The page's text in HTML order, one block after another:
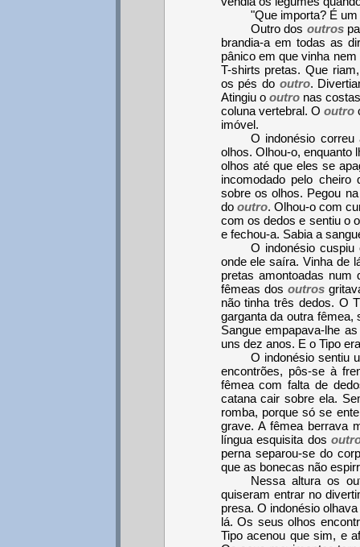
"Que importa? É
Outro dos outros
brandia-a em todas as
pânico em que vinha
T-shirts pretas. Que
os pés do outro.
Atingiu o outronas
coluna vertebral. O outro
imóvel.
O indonésio
olhos. Olhou-o, enquanto
olhos até que eles se
incomodado pelo cheiro
sobre os olhos. Pegou
do outro. Olhou-o com
com os dedos e sentiu o
e fechou-a. Sabia a
O indonésio
onde ele saíra. Vinha de
pretas amontoadas
fêmeas dos outros
não tinha três dedos. O
garganta da outra
Sangue empapava-lhe
uns dez anos. E o Tipo
O indonésio sentiu
encontrões, pôs-se à
fêmea com falta de
catana cair sobre ela.
romba, porque só se
grave. A fêmea berrava
língua esquisita dos
perna separou-se do
que as bonecas não
Nessa altura os
quiseram entrar no
presa. O indonésio
lá. Os seus olhos
Tipo acenou que sim, e